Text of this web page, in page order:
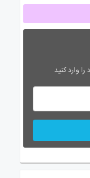
وارد کنید